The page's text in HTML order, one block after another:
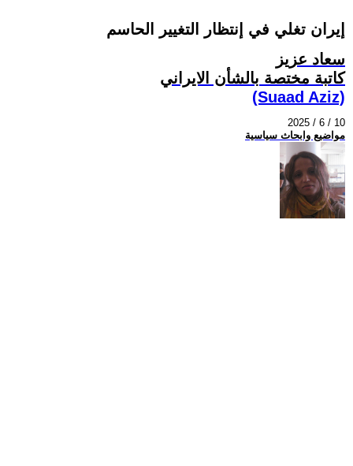
إيران تغلي في إنتظار التغيير الحاسم
سعاد عزيز
کاتبة مختصة بالشأن الايراني
(Suaad Aziz)
2025 / 6 / 10
مواضيع وابحاث سياسية